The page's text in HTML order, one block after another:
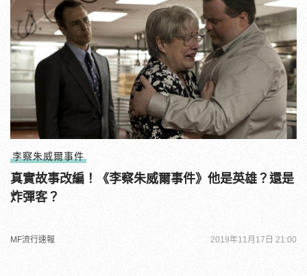
李察朱威爾事件
真實故事改編！《李察朱威爾事件》他是英雄？還是
炸彈客？
MF流行速報 2019年11月17日 21:00